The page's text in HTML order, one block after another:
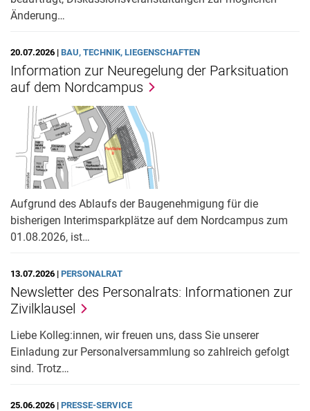
Änderung…
20.07.2026 | BAU, TECHNIK, LIEGENSCHAFTEN
Information zur Neuregelung der Parksituation
auf dem Nordcampus
Aufgrund des Ablaufs der Baugenehmigung für die
bisherigen Interimsparkplätze auf dem Nordcampus zum
01.08.2026, ist…
13.07.2026 | PERSONALRAT
Newsletter des Personalrats: Informationen zur
Zivilklausel
Liebe Kolleg:innen, wir freuen uns, dass Sie unserer
Einladung zur Personalversammlung so zahlreich gefolgt
sind. Trotz…
25.06.2026 | PRESSE-SERVICE